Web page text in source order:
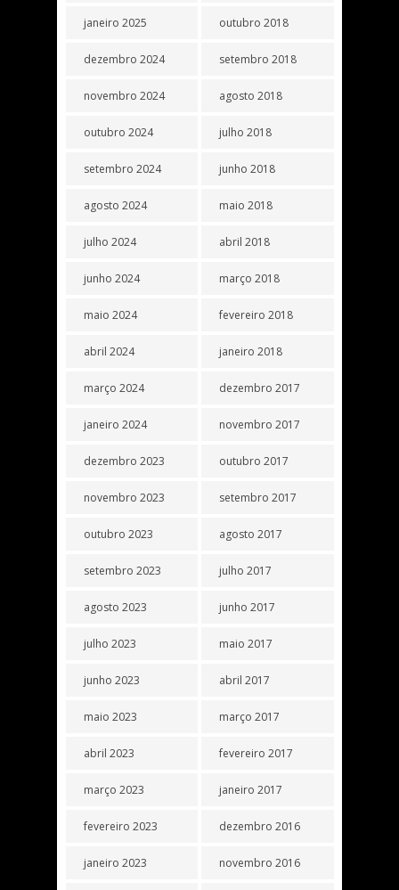
janeiro 2025
dezembro 2024
novembro 2024
outubro 2024
setembro 2024
agosto 2024
julho 2024
junho 2024
maio 2024
abril 2024
março 2024
janeiro 2024
dezembro 2023
novembro 2023
outubro 2023
setembro 2023
agosto 2023
julho 2023
junho 2023
maio 2023
abril 2023
março 2023
fevereiro 2023
janeiro 2023
outubro 2018
setembro 2018
agosto 2018
julho 2018
junho 2018
maio 2018
abril 2018
março 2018
fevereiro 2018
janeiro 2018
dezembro 2017
novembro 2017
outubro 2017
setembro 2017
agosto 2017
julho 2017
junho 2017
maio 2017
abril 2017
março 2017
fevereiro 2017
janeiro 2017
dezembro 2016
novembro 2016